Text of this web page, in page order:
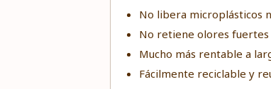
No libera microplásticos
No retiene olores fuertes
Mucho más rentable a
Fácilmente reciclable y